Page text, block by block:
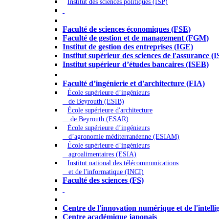
Institut des sciences politiques (ISP)
Faculté de sciences économiques (FSE)
Faculté de gestion et de management (FGM)
Institut de gestion des entreprises (IGE)
Institut supérieur des sciences de l'assurance
Institut supérieur d’études bancaires (ISEB)
Faculté d’ingénierie et d'architecture (FIA)
École supérieure d’ingénieurs
de Beyrouth (ESIB)
École supérieure d'architecture
de Beyrouth (ESAR)
École supérieure d’ingénieurs
d’agronomie méditerranéenne (ESIAM)
École supérieure d’ingénieurs
agroalimentaires (ESIA)
Institut national des télécommunications
et de l'informatique (INCI)
Faculté des sciences (FS)
Centre de l'innovation numérique et de
Centre académique japonais